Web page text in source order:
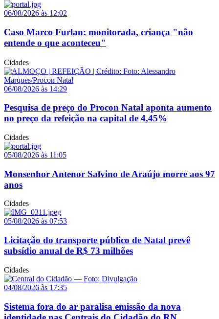
06/08/2026 às 12:02
Caso Marco Furlan: monitorada, criança "não
entende o que aconteceu"
Cidades
06/08/2026 às 14:29
Pesquisa de preço do Procon Natal aponta aumento
no preço da refeição na capital de 4,45%
Cidades
05/08/2026 às 11:05
Monsenhor Antenor Salvino de Araújo morre aos 97
anos
Cidades
05/08/2026 às 07:53
Licitação do transporte público de Natal prevê
subsídio anual de R$ 73 milhões
Cidades
04/08/2026 às 17:35
Sistema fora do ar paralisa emissão da nova